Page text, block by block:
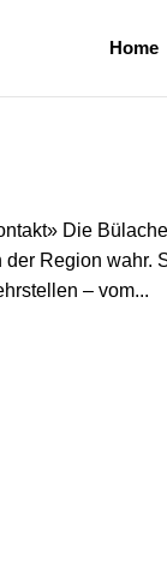
Home
Die
Region wahr.
– vom...